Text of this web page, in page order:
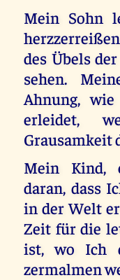
Mein Sohn
des Übels
sehen.
Ahnung,
erleidet,
Grausamkeit
Mein Kind,
daran, dass
in der Welt
Zeit für die
ist, wo Ich
zermalmen